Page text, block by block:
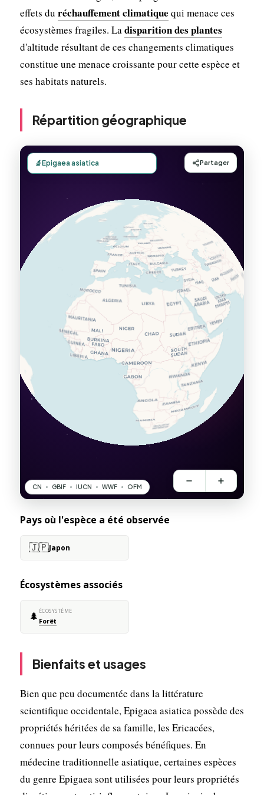
effets du réchauffement climatique qui menace ces
écosystèmes fragiles. Ladisparition des plantes
d'altitude résultant de ces changements climatiques
constitue une menace croissante pour cette espèce et
ses habitats naturels.
Répartition géographique
Pays où l'espèce a été observée
🇯🇵Japon
Écosystèmes associés
🌲 ÉCOSYSTÈME
Forêt
Bienfaits et usages
Bien que peu documentée dans la littérature
scientifique occidentale, Epigaea asiatica possède des
propriétés héritées de sa famille, les Ericacées,
connues pour leurs composés bénéfiques. En
médecine traditionnelle asiatique, certaines espèces
du genre Epigaea sont utilisées pour leurs propriétés